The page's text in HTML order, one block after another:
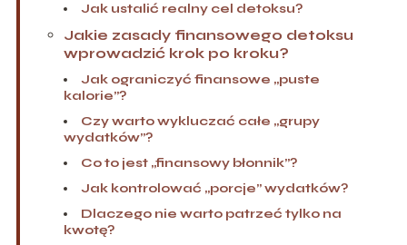
Jak ustalić realny cel detoksu?
Jakie zasady finansowego detoksu
wprowadzić krok po kroku?
Jak ograniczyć finansowe „puste
kalorie”?
Czy warto wykluczać całe „grupy
wydatków”?
Co to jest „finansowy błonnik”?
Jak kontrolować „porcje” wydatków?
Dlaczego nie warto patrzeć tylko na
kwotę?